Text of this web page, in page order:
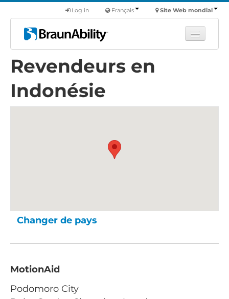
Site Web mondial
Français
Log in
Apprendre
Produits
Véhicules utilitaires
Trouver un revendeur
Revendeurs en
Indonésie
Changer de pays
MotionAid
Podomoro City